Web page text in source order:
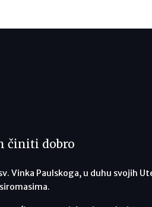
činiti dobro
Vinka Paulskoga, u duhu svojih